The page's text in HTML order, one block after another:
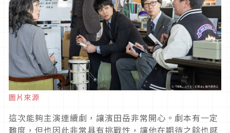
圖片來源
這次能夠主演連續劇，讓濱田岳非常開心。劇本有一定
難度，但也因此非常具有挑戰性，讓他在期待之餘也感